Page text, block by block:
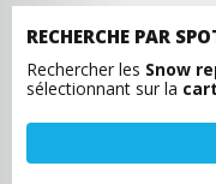
RECHERCHE PAR
Rechercher les Snow
sélectionnant sur la